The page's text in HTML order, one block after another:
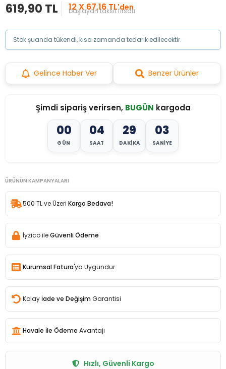
619,90 TL 12 X 67,16 TL'den
başlayan taksit fırsatı
Stok şuanda tükendi, kısa zamanda tedarik edilecektir.
Gelince Haber Ver Benzer Ürünler
Şimdi sipariş verirsen, BUGÜN kargoda
00
GÜN
04
SAAT
29
DAKIKA
01
SANIYE
ÜRÜNÜN KAMPANYALARI
500 TL ve Üzeri Kargo Bedava!
İyzico ileGüvenli Ödeme
Kurumsal Fatura'ya Uygundur
Kolay İade ve Değişim Garantisi
Havale İle Ödeme Avantajı
Hızlı, Güvenli Kargo